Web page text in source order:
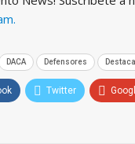
DACA Defensores
Twitter